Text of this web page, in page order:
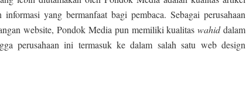
yang bermanfaat bagi pembaca. Sebagai perusahaan
website, Pondok Media pun memiliki kualitaswahiddalam
perusahaan ini termasuk ke dalam salah satu web design